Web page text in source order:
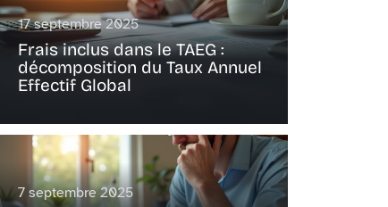
17 septembre 2025
Frais inclus dans le TAEG :
décomposition du Taux Annuel
Effectif Global
7 septembre 2025